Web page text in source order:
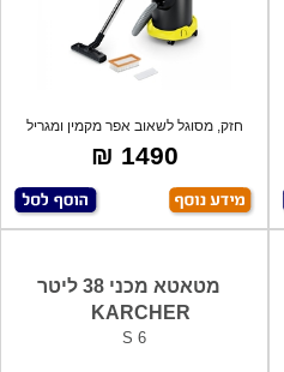
חזק, מסוגל לשאוב אפר מקמין ומגריל
בנוסף
1490 ₪
מטאטא מכני 38 ליטר
KARCHER
S 6